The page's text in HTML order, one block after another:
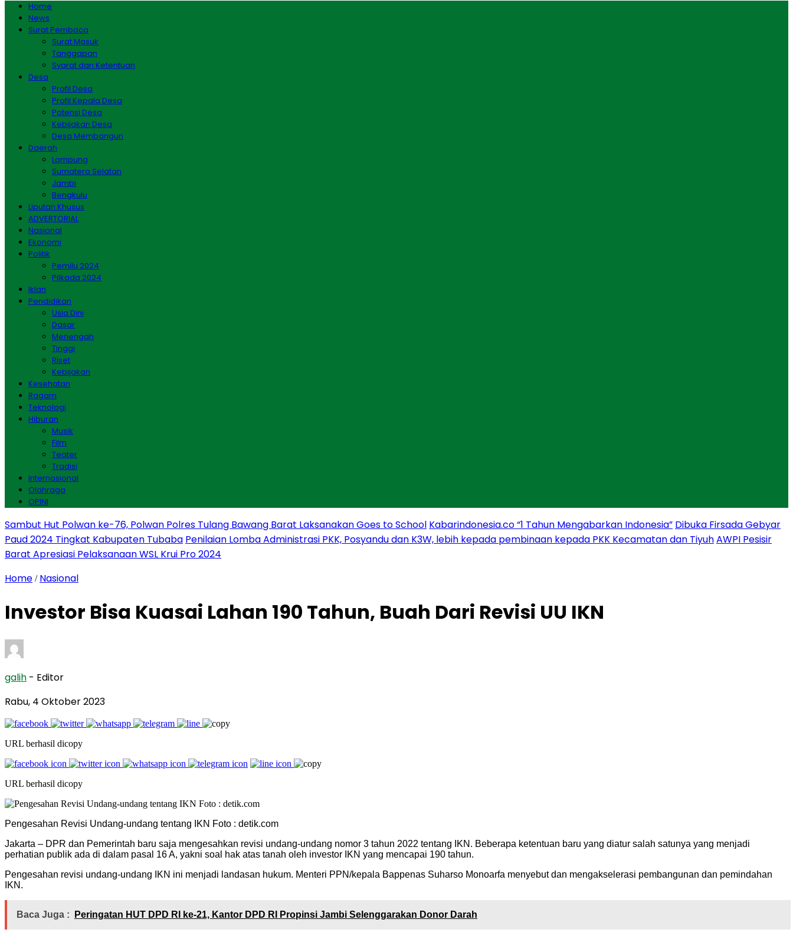
Home
News
Surat Pembaca
Surat Masuk
Tanggapan
Syarat dan Ketentuan
Desa
Profil Desa
Profil Kepala Desa
Potensi Desa
Kebijakan Desa
Desa Membangun
Daerah
Lampung
Sumatera Selatan
Jambi
Bengkulu
Liputan Khusus
ADVERTORIAL
Nasional
Ekonomi
Politik
Pemilu 2024
Pilkada 2024
Iklan
Pendidikan
Usia Dini
Dasar
Menengah
Tinggi
Riset
Kebijakan
Kesehatan
Ragam
Teknologi
Hiburan
Musik
Film
Teater
Tradisi
Internasional
Olahraga
OPINI
Sambut Hut Polwan ke-76, Polwan Polres Tulang Bawang Barat Laksanakan Goes to School Kabarindonesia.co “1 Tahun Mengabarkan Indonesia” Dibuka Firsada Gebyar
Paud 2024 Tingkat Kabupaten Tubaba Penilaian Lomba Administrasi PKK, Posyandu dan K3W, lebih kepada pembinaan kepada PKK Kecamatan dan TiyuhAWPI Pesisir
Barat Apresiasi Pelaksanaan WSL Krui Pro 2024
Home / Nasional
Investor Bisa Kuasai Lahan 190 Tahun, Buah Dari Revisi UU IKN
galih - Editor
Rabu, 4 Oktober 2023
URL berhasil dicopy
URL berhasil dicopy
Pengesahan Revisi Undang-undang tentang IKN Foto : detik.com
Jakarta – DPR dan Pemerintah baru saja mengesahkan revisi undang-undang nomor 3 tahun 2022 tentang IKN. Beberapa ketentuan baru yang diatur salah satunya yang menjadi
perhatian publik ada di dalam pasal 16 A, yakni soal hak atas tanah oleh investor IKN yang mencapai 190 tahun.
Pengesahan revisi undang-undang IKN ini menjadi landasan hukum. Menteri PPN/kepala Bappenas Suharso Monoarfa menyebut dan mengakselerasi pembangunan dan pemindahan
IKN.
Baca Juga : Peringatan HUT DPD RI ke-21, Kantor DPD RI Propinsi Jambi Selenggarakan Donor Darah